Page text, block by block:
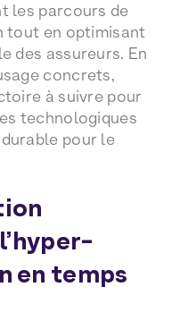
les parcours de
tout en optimisant
des assureurs. En
concrets,
à suivre pour
technologiques
pour le
en temps